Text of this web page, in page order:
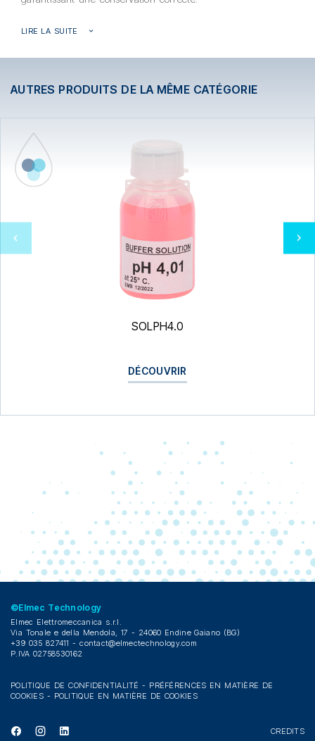
LIRE LA SUITE
AUTRES PRODUITS DE LA MÊME CATÉGORIE
SOLPH4.0
DÉCOUVRIR
©Elmec Technology
Elmec Elettromeccanica s.r.l.
Via Tonale e della Mendola, 17 - 24060 Endine Gaiano (BG)
+39 035 827411 -contact@elmectechnology.com
P.IVA 02758530162
POLITIQUE DE CONFIDENTIALITÉ- PRÉFÉRENCES EN MATIÈRE DE
COOKIES - POLITIQUE EN MATIÈRE DE COOKIES
CREDITS